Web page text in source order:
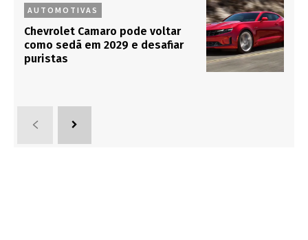
AUTOMOTIVAS
Chevrolet Camaro pode voltar
como sedã em 2029 e desafiar
puristas